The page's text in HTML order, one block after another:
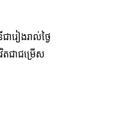
រៀងរាល់ថ្ងៃ
តជាជម្រើស